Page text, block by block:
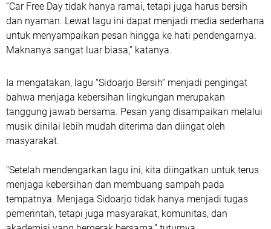
“Car Free Day tidak hanya ramai, tetapi juga harus bersih
dan nyaman. Lewat lagu ini dapat menjadi media sederhana
untuk menyampaikan pesan hingga ke hati pendengarnya.
Maknanya sangat luar biasa,” katanya.
Ia mengatakan, lagu “Sidoarjo Bersih” menjadi pengingat
bahwa menjaga kebersihan lingkungan merupakan
tanggung jawab bersama. Pesan yang disampaikan melalui
musik dinilai lebih mudah diterima dan diingat oleh
masyarakat.
"Setelah mendengarkan lagu ini, kita diingatkan untuk terus
menjaga kebersihan dan membuang sampah pada
tempatnya. Menjaga Sidoarjo tidak hanya menjadi tugas
pemerintah, tetapi juga masyarakat, komunitas, dan